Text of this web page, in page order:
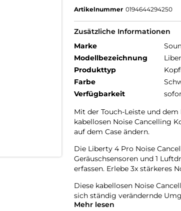
Artikelnummer 0194644294250
Zusätzliche Informationen
Marke
Modellbezeichnung
Produkttyp
Farbe
Verfügbarkeit
Mit der Touch-Leiste und
kabellosen Noise Cancelling
auf dem Case ändern.
Die Liberty 4 Pro Noise
Geräuschsensoren und 1
erfassen. Erlebe 3x stärkeres
Diese kabellosen Noise
sich ständig verändernde
optimale, nahtlose
Mehr lesen